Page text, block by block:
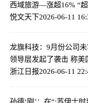
西域旅游—涨超16% “
悦文天下2026-06-11
龙旗科技：9月份公司
领导层发起了袭击 称美
浙江日报2026-06-11
孙德‘刚’：在“:苏伊士